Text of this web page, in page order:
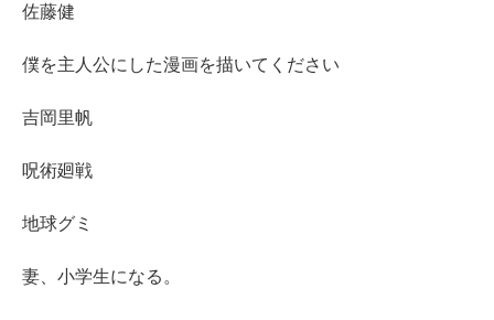
佐藤健
僕を主人公にした漫画を描いてください
吉岡里帆
呪術廻戦
地球グミ
妻、小学生になる。